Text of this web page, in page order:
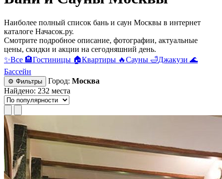
Наиболее полный список бань и саун Москвы в интернет
каталоге Начасок.ру.
Смотрите подробное описание, фотографии, актуальные
цены, скидки и акции на сегодняшний день.
✨Все 🏨Гостиницы 🏠Квартиры 🔥Сауны 🛁Джакузи 🌊
Бассейн
⚙ Фильтры Город: Москва
Найдено: 232 места